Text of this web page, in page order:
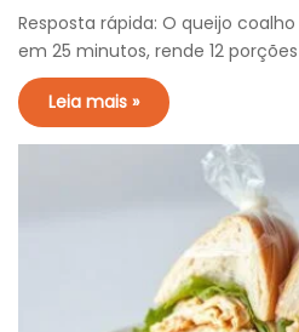
Resposta rápida: O queijo
em 25 minutos, rende 12
Leia mais »